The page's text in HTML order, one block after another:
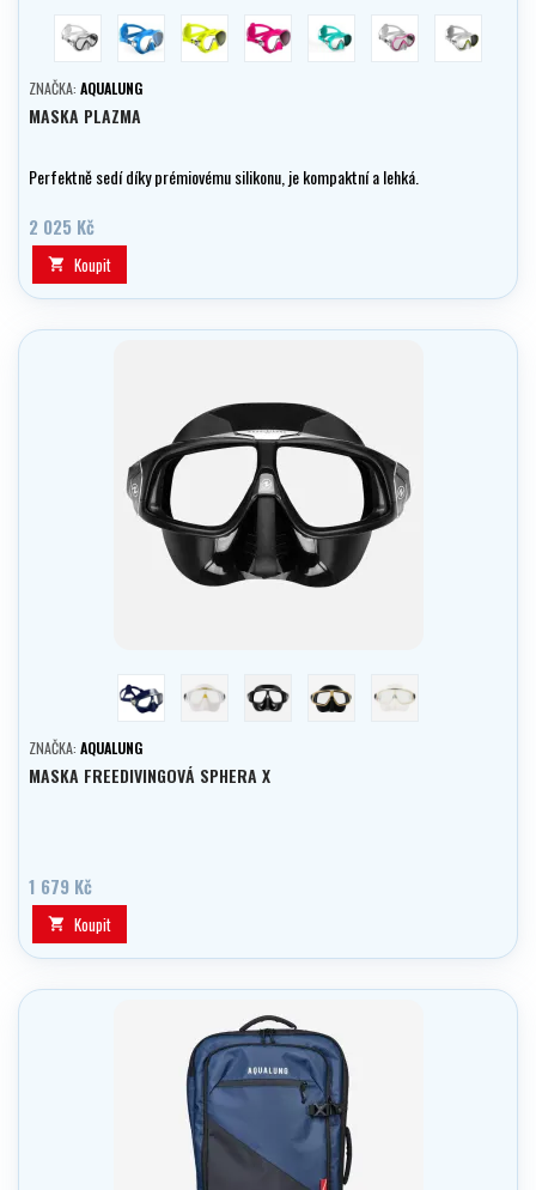
trans/černámodrá žlutá růžová tyrkysovášedá/růžovášedá/žlutá
ZNAČKA: AQUALUNG
MASKA PLAZMA
Perfektně sedí díky prémiovému silikonu, je kompaktní a lehká.
2 025 Kč
 Koupit
modrá bílá/zlatáčerná černá/zlatátransparentní/
ZNAČKA: AQUALUNG
MASKA FREEDIVINGOVÁ SPHERA X
1 679 Kč
 Koupit